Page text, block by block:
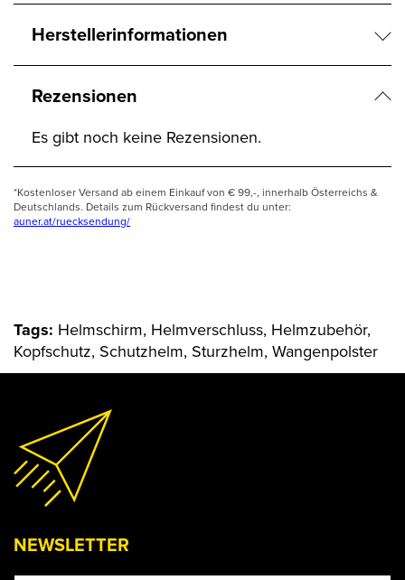
Herstellerinformationen
Rezensionen
Es gibt noch keine Rezensionen.
*Kostenloser Versand ab einem Einkauf von € 99,-, innerhalb Österreichs &
Deutschlands. Details zum Rückversand findest du unter:
auner.at/ruecksendung/
Tags: Helmschirm, Helmverschluss, Helmzubehör,
Kopfschutz, Schutzhelm, Sturzhelm, Wangenpolster
NEWSLETTER